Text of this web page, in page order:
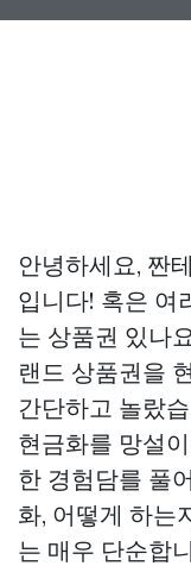
안녕하세요, 짠
입니다! 혹은 여
는 상품권 있나
랜드 상품권을
간단하고 놀랐
현금화를 망설
한 경험담를 풀
화, 어떻게 하는
는 매우 단순합